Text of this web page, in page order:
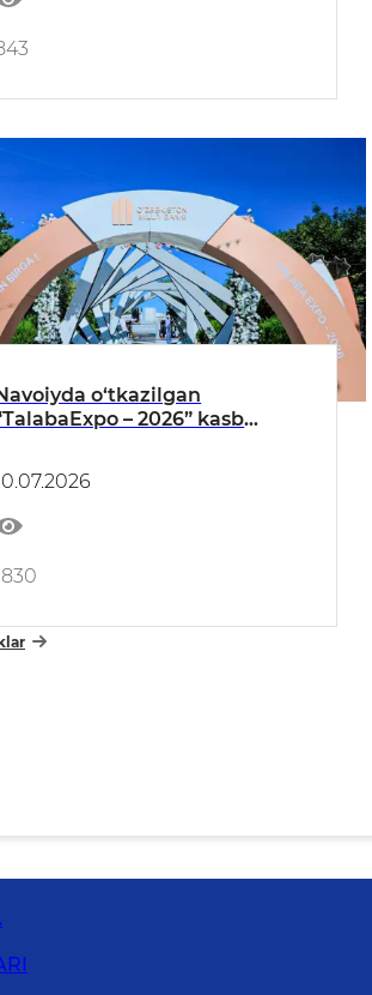
o‘tkazilgan
– 2026” kasb
bo‘ldi